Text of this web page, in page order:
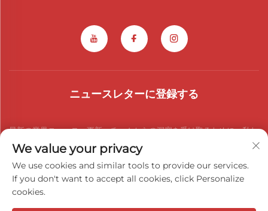
ニュースレターに登録する
最新の業界ニュース、更新、チームからの洞察を受け取るために、私た
ちのニュースレターにご参加ください。
We value your privacy
We use cookies and similar tools to provide our services.
If you don't want to accept all cookies, click Personalize
cookies.